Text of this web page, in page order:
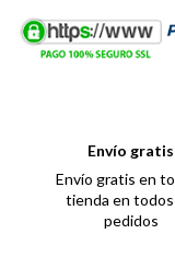
Envío gratis
Envío gratis en
tienda en todos
pedidos